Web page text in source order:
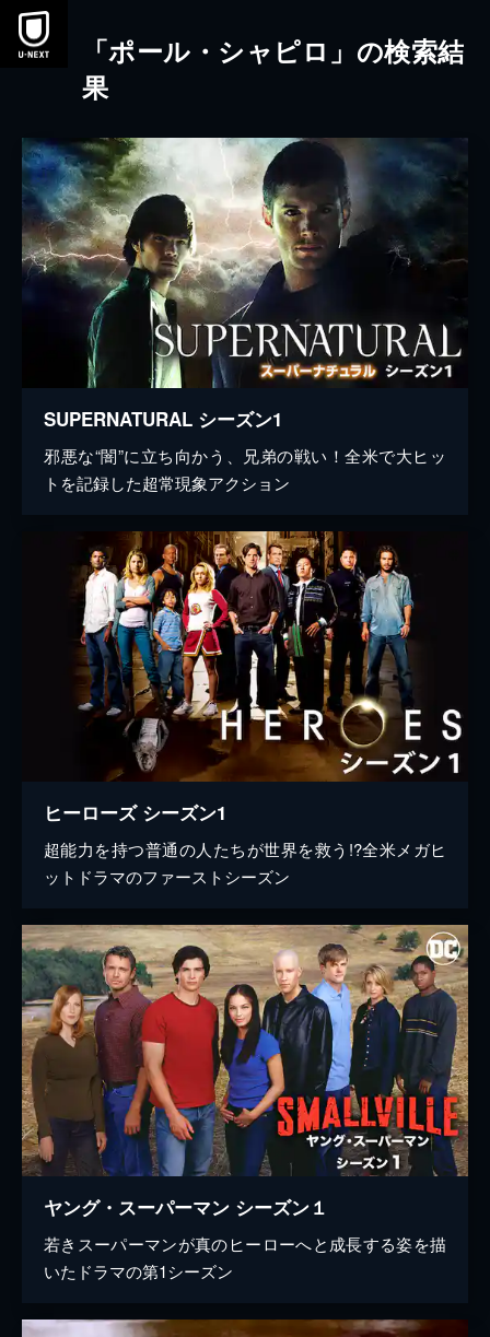
本文へスキップ
「ポール・シャピロ」の検索結
果
SUPERNATURAL シーズン1
邪悪な“闇”に立ち向かう、兄弟の戦い！全米で大ヒッ
トを記録した超常現象アクション
ヒーローズ シーズン1
超能力を持つ普通の人たちが世界を救う!?全米メガヒ
ットドラマのファーストシーズン
ヤング・スーパーマン シーズン１
若きスーパーマンが真のヒーローへと成長する姿を描
いたドラマの第1シーズン